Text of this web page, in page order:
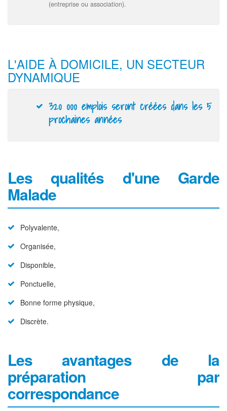
(entreprise ou association).
L'AIDE À DOMICILE, UN SECTEUR
DYNAMIQUE
320 000 emplois seront créées dans les 5
prochaines années
Les qualités d'une Garde
Malade
Polyvalente,
Organisée,
Disponible,
Ponctuelle,
Bonne forme physique,
Discrète.
Les avantages de la
préparation par
correspondance